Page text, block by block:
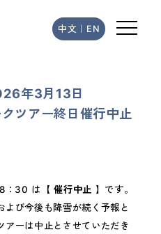
中文 EN
年3月13日
ツアー終日催行中止
：30 は【催行中止 】です。
よび今後も降雪が続く予報と
アーは中止とさせていただき